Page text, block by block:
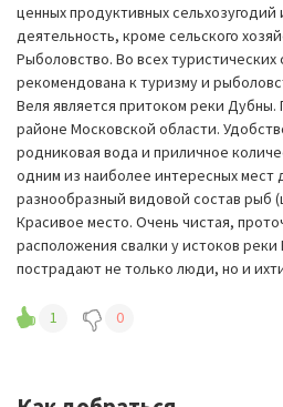
ценных продуктивных сельхозугодий
деятельность, кроме сельского
Рыболовство. Во всех туристических
рекомендована к туризму и
Веля является притоком реки
районе Московской области.
родниковая вода и приличное
одним из наиболее интересных
разнообразный видовой состав рыб
Красивое место. Очень чистая,
расположения свалки у истоков
пострадают не только люди, но и
1 0